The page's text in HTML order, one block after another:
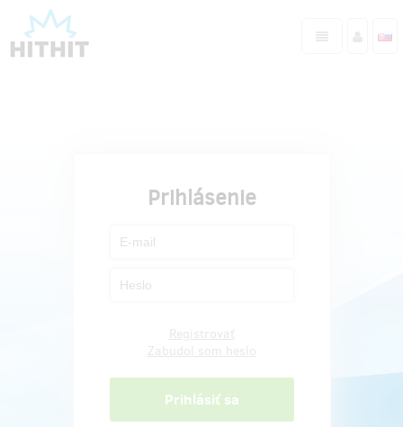
Prihlásenie